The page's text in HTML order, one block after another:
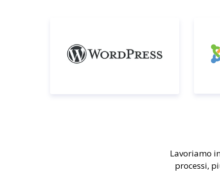
Lavoriamo
processi,